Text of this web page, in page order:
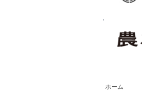
ホーム